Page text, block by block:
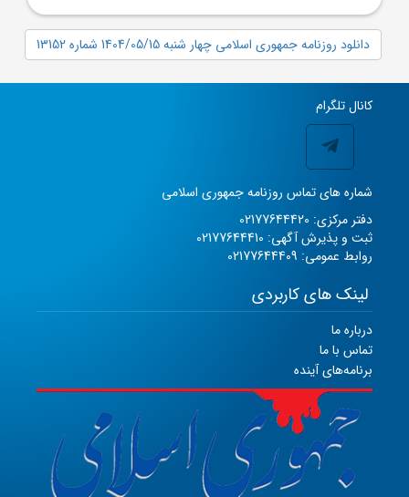
دانلود روزنامه جمهوری اسلامی چهار شنبه 1404/05/15 شماره 13152
کانال تلگرام
شماره های تماس روزنامه جمهوری اسلامی
دفتر مرکزی: 02177644420
ثبت و پذیرش آگهی: 02177644410
روابط عمومی: 02177644409
لینک های کاربردی
درباره ما
تماس با ما
برنامه‌های آینده